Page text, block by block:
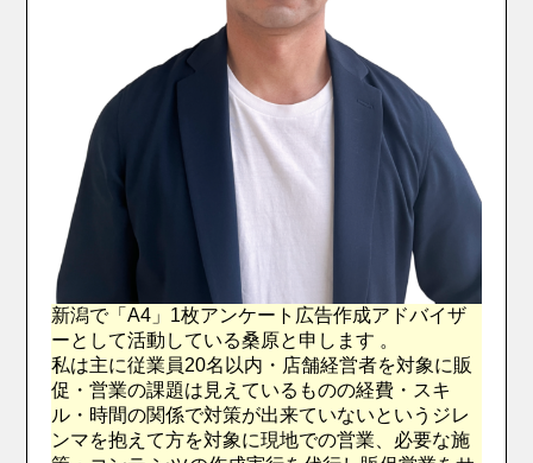
新潟で「A4」1枚アンケート広告作成アドバイザ
ーとして活動している桑原と申します 。
私は主に従業員20名以内・店舗経営者を対象に販
促・営業の課題は見えているものの経費・スキ
ル・時間の関係で対策が出来ていないというジレ
ンマを抱えて方を対象に現地での営業、必要な施